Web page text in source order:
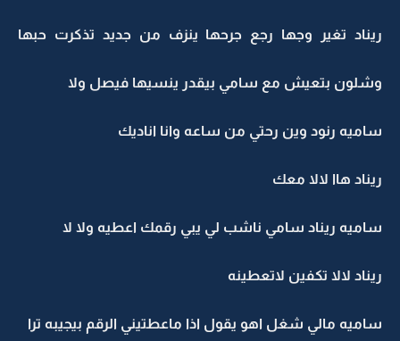
ريناد تغير وجها رجع جرحها ينزف من جديد تذكرت حبها
وشلون بتعيش مع سامي بيقدر ينسيها فيصل ولا
ساميه رنود وين رحتي من ساعه وانا اناديك
ريناد هاا لالا معك
ساميه ريناد سامي ناشب لي يبي رقمك اعطيه ولا لا
ريناد لالا تكفين لاتعطينه
ساميه مالي شغل اهو يقول اذا ماعطتيني الرقم بيجيبه ترا